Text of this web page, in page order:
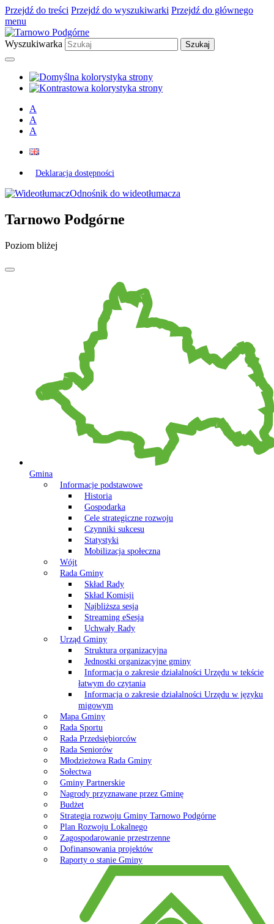
Przejdź do treści Przejdź do wyszukiwarki Przejdź do głównego
menu
Wyszukiwarka
A
A
A
Deklaracja dostępności
Odnośnik do wideotłumacza
Tarnowo Podgórne
Poziom bliżej
Gmina
Informacje podstawowe
Historia
Gospodarka
Cele strategiczne rozwoju
Czynniki sukcesu
Statystyki
Mobilizacja społeczna
Wójt
Rada Gminy
Skład Rady
Skład Komisji
Najbliższa sesja
Streaming eSesja
Uchwały Rady
Urząd Gminy
Struktura organizacyjna
Jednostki organizacyjne gminy
Informacja o zakresie działalności Urzędu w tekście
łatwym do czytania
Informacja o zakresie działalności Urzędu w języku
migowym
Mapa Gminy
Rada Sportu
Rada Przedsiębiorców
Rada Seniorów
Młodzieżowa Rada Gminy
Sołectwa
Gminy Partnerskie
Nagrody przyznawane przez Gminę
Budżet
Strategia rozwoju Gminy Tarnowo Podgórne
Plan Rozwoju Lokalnego
Zagospodarowanie przestrzenne
Dofinansowania projektów
Raporty o stanie Gminy